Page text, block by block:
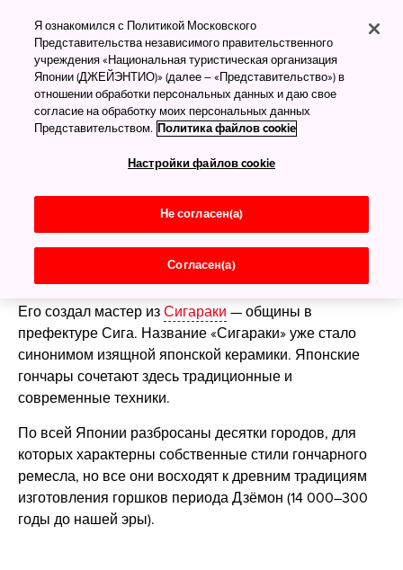
Японская керамика
Глиняная посуда как
отражение японской
потёками на шершавой поверхности чашки.
Розоватые брызги рассыпаны по белоснежной
основе...
Это изделие названо «Цветущая сакура на снегу».
Его создал мастер из Сигараки — общины в
префектуре Сига. Название «Сигараки» уже стало
синонимом изящной японской керамики. Японские
гончары сочетают здесь традиционные и
современные техники.
По всей Японии разбросаны десятки городов, для
которых характерны собственные стили гончарного
ремесла, но все они восходят к древним традициям
изготовления горшков периода Дзёмон (14 000–300
годы до нашей эры).
Я ознакомился с Политикой Московского
Представительства независимого правительственного
учреждения «Национальная туристическая организация
Японии (ДЖЕЙЭНТИО)» (далее – «Представительство») в
отношении обработки персональных данных и даю свое
согласие на обработку моих персональных данных
Представительством. Политика файлов cookie
Настройки файлов cookie
Не согласен(а)
Согласен(а)